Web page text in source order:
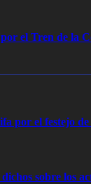
el Tren de la
por el festejo de
sobre los